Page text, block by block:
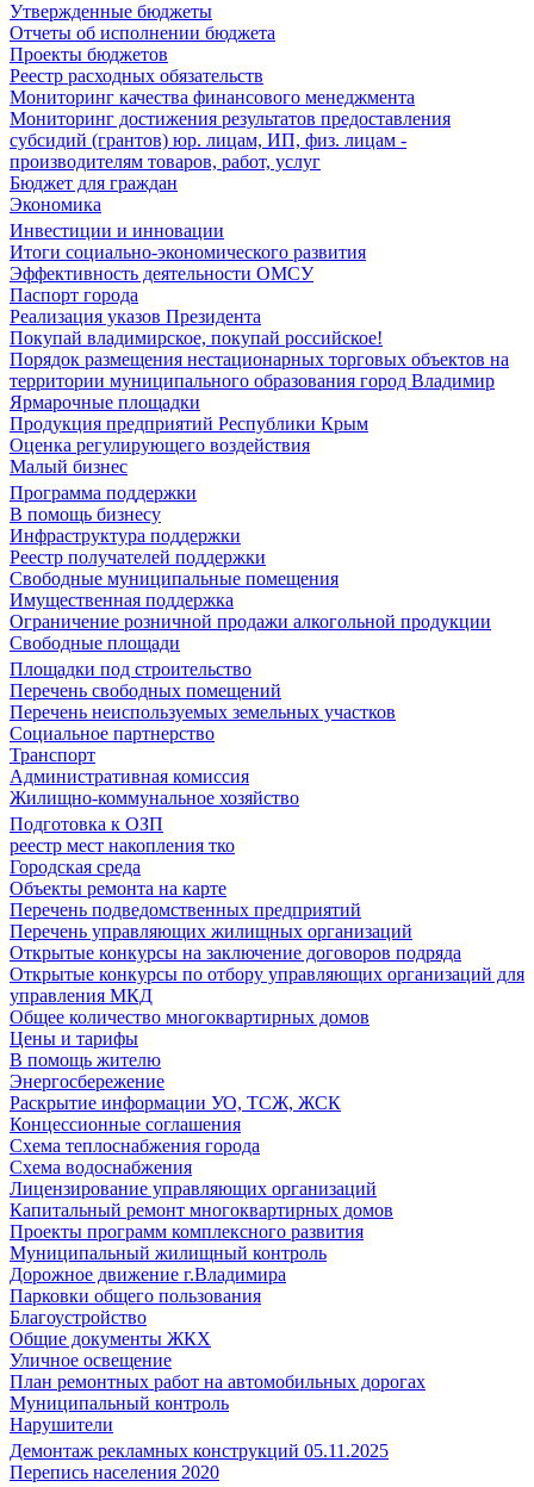
Утвержденные бюджеты
Отчеты об исполнении бюджета
Проекты бюджетов
Реестр расходных обязательств
Мониторинг качества финансового менеджмента
Мониторинг достижения результатов предоставления
субсидий (грантов) юр. лицам, ИП, физ. лицам -
производителям товаров, работ, услуг
Бюджет для граждан
Экономика
Инвестиции и инновации
Итоги социально-экономического развития
Эффективность деятельности ОМСУ
Паспорт города
Реализация указов Президента
Покупай владимирское, покупай российское!
Порядок размещения нестационарных торговых объектов на
территории муниципального образования город Владимир
Ярмарочные площадки
Продукция предприятий Республики Крым
Оценка регулирующего воздействия
Малый бизнес
Программа поддержки
В помощь бизнесу
Инфраструктура поддержки
Реестр получателей поддержки
Свободные муниципальные помещения
Имущественная поддержка
Ограничение розничной продажи алкогольной продукции
Свободные площади
Площадки под строительство
Перечень свободных помещений
Перечень неиспользуемых земельных участков
Социальное партнерство
Транспорт
Административная комиссия
Жилищно-коммунальное хозяйство
Подготовка к ОЗП
реестр мест накопления тко
Городская среда
Объекты ремонта на карте
Перечень подведомственных предприятий
Перечень управляющих жилищных организаций
Открытые конкурсы на заключение договоров подряда
Открытые конкурсы по отбору управляющих организаций для
управления МКД
Общее количество многоквартирных домов
Цены и тарифы
В помощь жителю
Энергосбережение
Раскрытие информации УО, ТСЖ, ЖСК
Концессионные соглашения
Схема теплоснабжения города
Схема водоснабжения
Лицензирование управляющих организаций
Капитальный ремонт многоквартирных домов
Проекты программ комплексного развития
Муниципальный жилищный контроль
Дорожное движение г.Владимира
Парковки общего пользования
Благоустройство
Общие документы ЖКХ
Уличное освещение
План ремонтных работ на автомобильных дорогах
Муниципальный контроль
Нарушители
Демонтаж рекламных конструкций 05.11.2025
Перепись населения 2020